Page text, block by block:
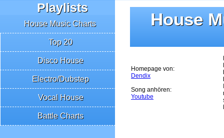
Playlists
House Music Charts
Top 20
Disco House
Electro/Dubstep
Vocal House
Battle Charts
House
Homepage von:
Dendix
Song anhören:
Youtube